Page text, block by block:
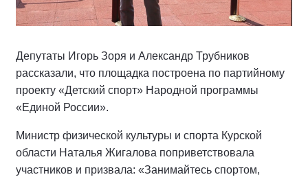
Депутаты Игорь Зоря и Александр Трубников
рассказали, что площадка построена по партийному
проекту «Детский спорт» Народной программы
«Единой России».
Министр физической культуры и спорта Курской
области Наталья Жигалова поприветствовала
участников и призвала: «Занимайтесь спортом,